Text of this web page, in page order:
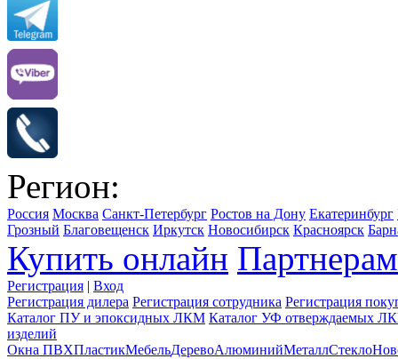
Регион:
Россия Москва Санкт-Петербург Ростов на Дону Екатеринбург
Грозный Благовещенск Иркутск Новосибирск Красноярск
Купить онлайн Партнерам
Регистрация | Вход
Регистрация дилера Регистрация сотрудника Регистрация
Каталог ПУ и эпоксидных ЛКМ Каталог УФ отверждаемых
изделий
Окна ПВХПластикМебельДеревоАлюминийМеталлСтекло